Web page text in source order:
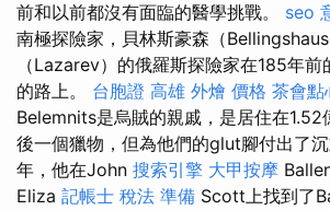
前和以前都沒有面臨的醫學挑戰。 seo
南極探險家，貝林斯豪森（
（Lazarev）的俄羅斯探險家在185年前
的路上。 台胞證 高雄 外燴 價格 茶會點
Belemnits是烏賊的親戚，是居住在1.52
後一個獵物，但為他們的glut腳付出了
年，他在John 搜索引擎 大甲按摩
Eliza 記帳士 稅法 準備 Scott上找到了